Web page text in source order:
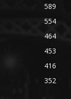
589
554
464
453
416
352